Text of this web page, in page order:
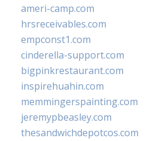
ameri-camp.com
hrsreceivables.com
empconst1.com
cinderella-support.com
bigpinkrestaurant.com
inspirehuahin.com
memmingerspainting.com
jeremypbeasley.com
thesandwichdepotcos.com